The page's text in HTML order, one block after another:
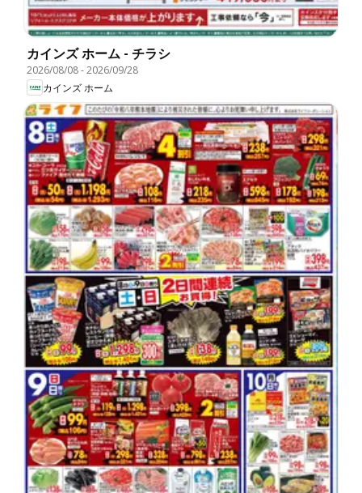
カインズ ホーム - チラシ
2026/08/08-2026/09/28
カインズ ホーム